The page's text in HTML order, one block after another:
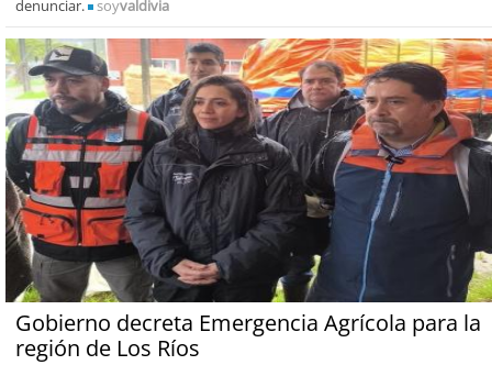
denunciar.
soyvaldivia
Gobierno decreta Emergencia Agrícola para la
región de Los Ríos